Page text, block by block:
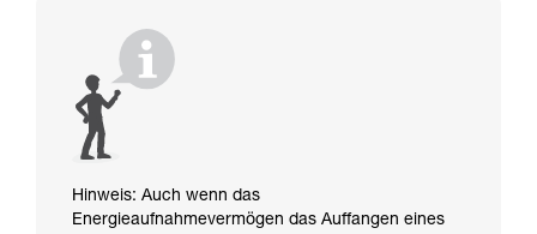
Hinweis: Auch wenn das
Energieaufnahmevermögen das Auffangen eines